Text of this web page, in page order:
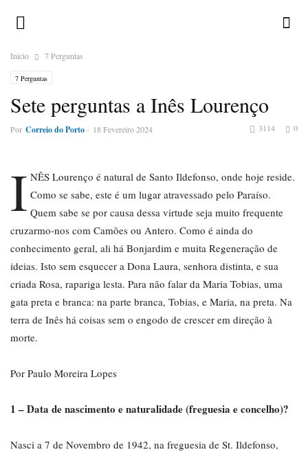
Inicio 7 Perguntas
7 Perguntas
Sete perguntas a Inês Lourenço
Por Correio do Porto- 18 Fevereiro 2024 0
3114
I NÊS Lourenço é natural de Santo Ildefonso, onde hoje reside.
Como se sabe, este é um lugar atravessado pelo Paraíso.
Quem sabe se por causa dessa virtude seja muito frequente
cruzarmo-nos com Camões ou Antero. Como é ainda do
conhecimento geral, ali há Bonjardim e muita Regeneração de
ideias. Isto sem esquecer a Dona Laura, senhora distinta, e sua
criada Rosa, rapariga lesta. Para não falar da Maria Tobias, uma
gata preta e branca: na parte branca, Tobias, e Maria, na preta. Na
terra de Inês há coisas sem o engodo de crescer em direção à
morte.
Por Paulo Moreira Lopes
1 – Data denascimento e naturalidade (freguesia e concelho)?
Nasci a 7 de Novembro de 1942, na freguesia de St. Ildefonso,